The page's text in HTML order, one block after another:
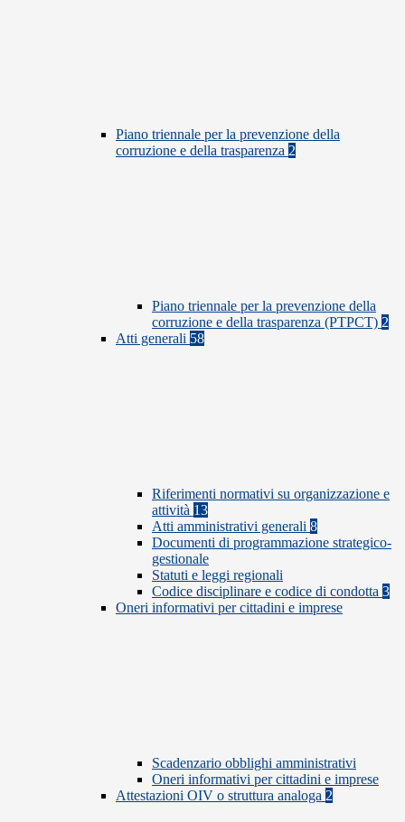
Piano triennale per la prevenzione della
corruzione e della trasparenza 2
Piano triennale per la prevenzione della
corruzione e della trasparenza (PTPCT) 2
Atti generali 58
Riferimenti normativi su organizzazione e
attività 13
Atti amministrativi generali 8
Documenti di programmazione strategico-
gestionale
Statuti e leggi regionali
Codice disciplinare e codice di condotta 3
Oneri informativi per cittadini e imprese
Scadenzario obblighi amministrativi
Oneri informativi per cittadini e imprese
Attestazioni OIV o struttura analoga 2